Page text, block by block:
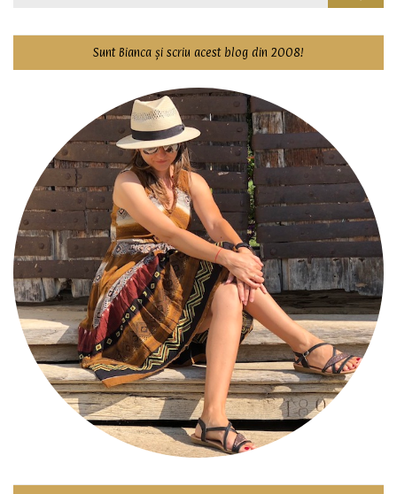
Sunt Bianca și scriu acest blog din 2008!